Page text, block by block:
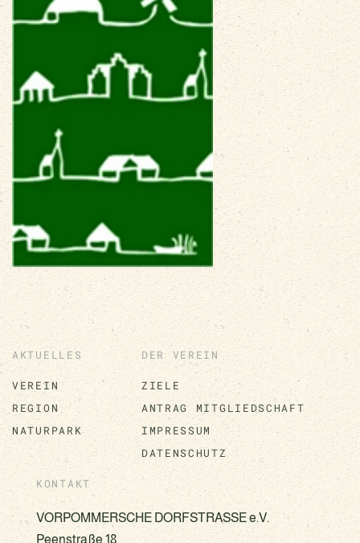
KONTAKT
VORPOMMERSCHE DORFSTRASSE e.V.
Peenstraße 18
AKTUELLES
VEREIN
REGION
NATURPARK
DER VEREIN
ZIELE
ANTRAG MITGLIEDSCHAFT
IMPRESSUM
DATENSCHUTZ